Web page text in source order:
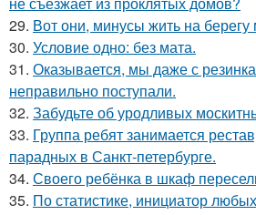
29. Вот они, минусы жить на берегу
30. Условие одно: без мата.
31. Оказывается, мы даже с
неправильно поступали.
32. Забудьте об уродливых
33. Группа ребят занимается
парадных в Санкт-петербурге.
34. Своего ребёнка в шкаф
35. По статистике, инициатор